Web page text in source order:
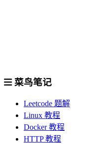
菜鸟笔记
Leetcode 题解
Linux 教程
Docker 教程
HTTP 教程